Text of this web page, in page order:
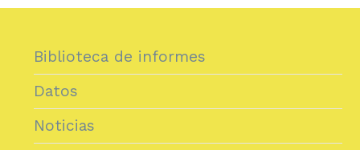
Biblioteca de informes
Datos
Noticias